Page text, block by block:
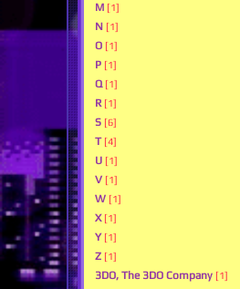
M [1]
N [1]
O [1]
P [1]
Q [1]
R [1]
S [6]
T [4]
U [1]
V [1]
W [1]
X [1]
Y [1]
Z [1]
3DO, The 3DO Company [1]